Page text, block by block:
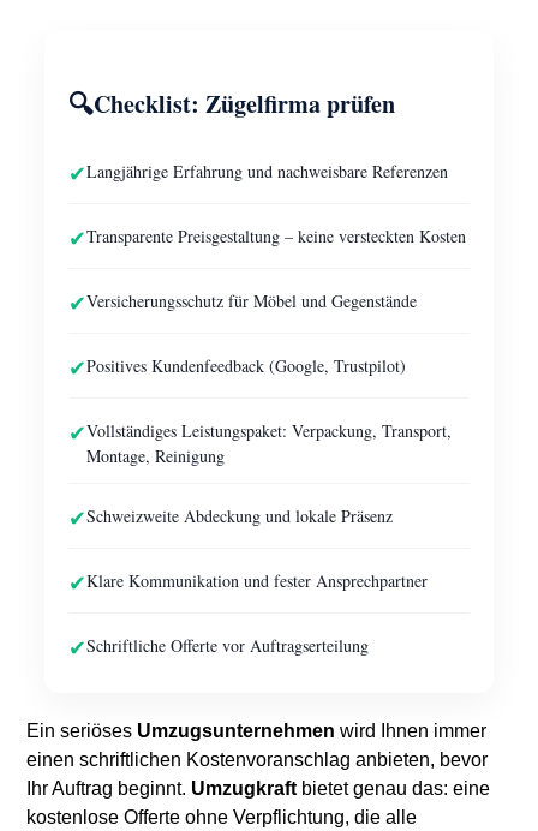
🔍Checklist: Zügelfirma prüfen
✔Langjährige Erfahrung und nachweisbare Referenzen
✔Transparente Preisgestaltung – keine versteckten Kosten
✔Versicherungsschutz für Möbel und Gegenstände
✔Positives Kundenfeedback (Google, Trustpilot)
✔Vollständiges Leistungspaket: Verpackung, Transport,
Montage, Reinigung
✔Schweizweite Abdeckung und lokale Präsenz
✔Klare Kommunikation und fester Ansprechpartner
✔Schriftliche Offerte vor Auftragserteilung
Ein seriöses Umzugsunternehmen wird Ihnen immer
einen schriftlichen Kostenvoranschlag anbieten, bevor
Ihr Auftrag beginnt. Umzugkraft bietet genau das: eine
kostenlose Offerte ohne Verpflichtung, die alle